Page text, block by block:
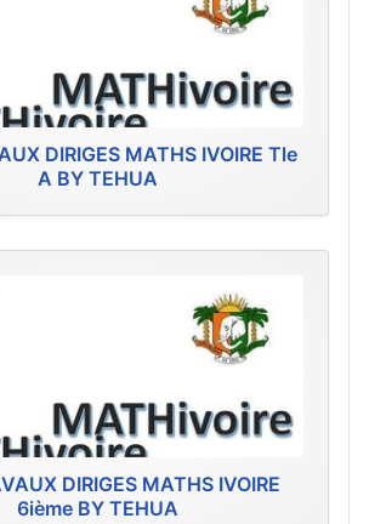
DIRIGES MATHS IVOIRE Tle
A BY TEHUA
DIRIGES MATHS IVOIRE
6ième BY TEHUA